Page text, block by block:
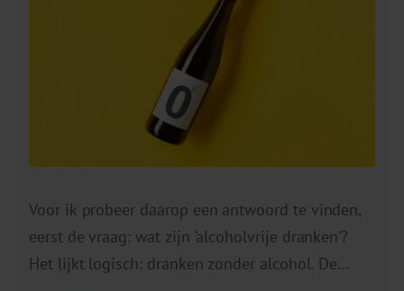
Voor ik probeer daarop een antwoord te vinden,
eerst de vraag: wat zijn ‘alcoholvrije dranken’?
Het lijkt logisch: dranken zonder alcohol. De